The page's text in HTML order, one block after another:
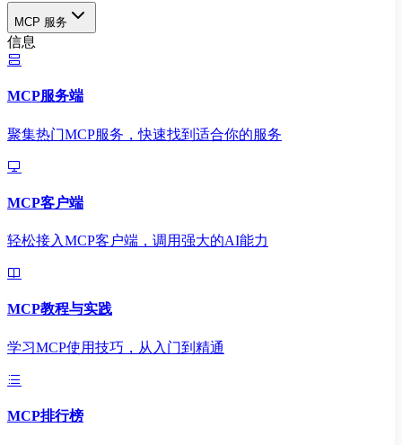
MCP 服务
信息
MCP服务端
聚集热门MCP服务，快速找到适合你的服务
MCP客户端
轻松接入MCP客户端，调用强大的AI能力
MCP教程与实践
学习MCP使用技巧，从入门到精通
MCP排行榜